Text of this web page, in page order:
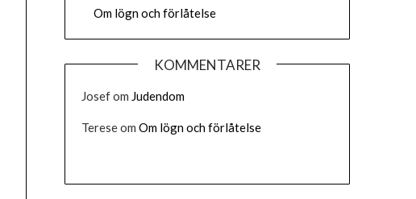
Om lögn och förlåtelse
KOMMENTARER
Josefom Judendom
Tereseom Om lögn och förlåtelse